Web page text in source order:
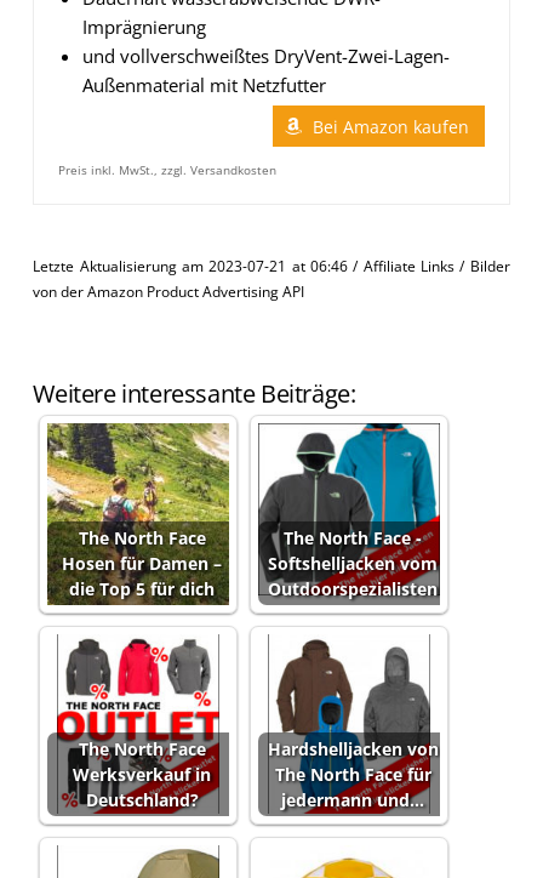
Imprägnierung
und vollverschweißtes DryVent-Zwei-Lagen-
Außenmaterial mit Netzfutter
Bei Amazon kaufen
Preis inkl. MwSt., zzgl. Versandkosten
Letzte Aktualisierung am 2023-07-21 at 06:46 / Affiliate Links / Bilder
von der Amazon Product Advertising API
Weitere interessante Beiträge:
The North Face
Hosen für Damen –
die Top 5 für dich
The North Face -
Softshelljacken vom
Outdoorspezialisten
The North Face
Werksverkauf in
Deutschland?
Hardshelljacken von
The North Face für
jedermann und…